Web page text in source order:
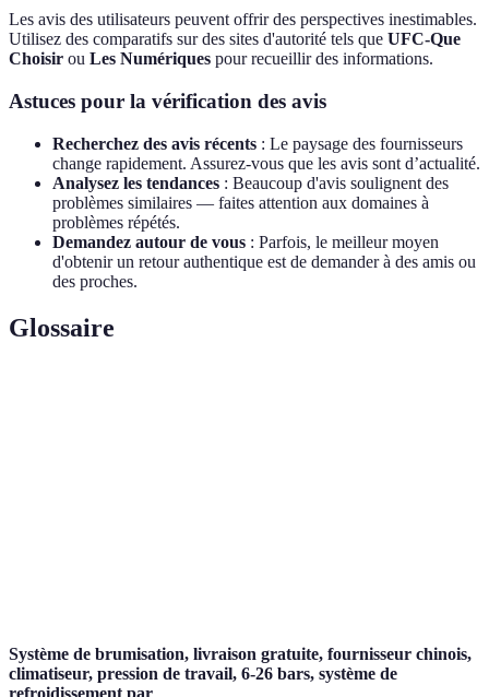
Les avis des utilisateurs peuvent offrir des perspectives inestimables.
Utilisez des comparatifs sur des sites d'autorité tels que UFC-Que
Choisir ou Les Numériques pour recueillir des informations.
Astuces pour la vérification des avis
Recherchez des avis récents : Le paysage des fournisseurs
change rapidement. Assurez-vous que les avis sont d’actualité.
Analysez les tendances : Beaucoup d'avis soulignent des
problèmes similaires — faites attention aux domaines à
problèmes répétés.
Demandez autour de vous : Parfois, le meilleur moyen
d'obtenir un retour authentique est de demander à des amis ou
des proches.
Glossaire
Système de brumisation, livraison gratuite, fournisseur chinois,
climatiseur, pression de travail, 6-26 bars, système de
refroidissement par